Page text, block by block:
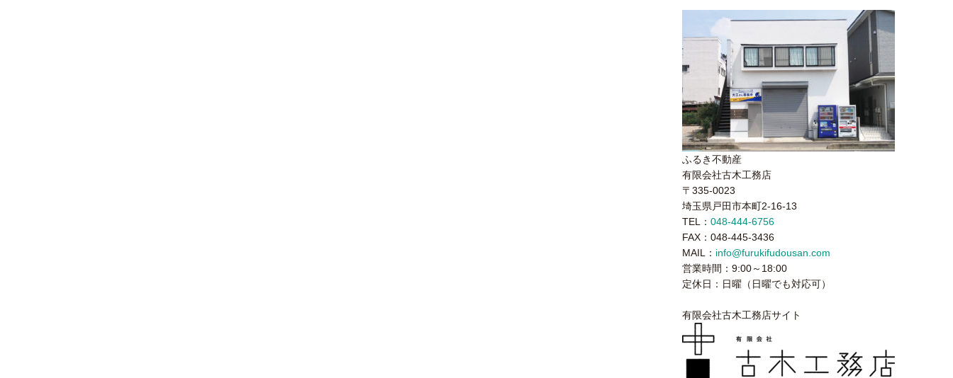
ふるき不動産
有限会社古木工務店
〒335-0023
埼玉県戸田市本町2-16-13
TEL： 048-444-6756
FAX：048-445-3436
MAIL： info@furukifudousan.com
営業時間：9:00～18:00
定休日：日曜（日曜でも対応可）
有限会社古木工務店サイト